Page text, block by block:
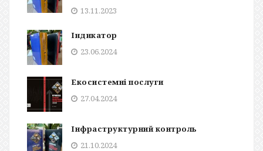
13.11.2023
Індикатор
23.06.2024
Екосистемні послуги
27.04.2024
Інфраструктурний контроль
21.10.2024